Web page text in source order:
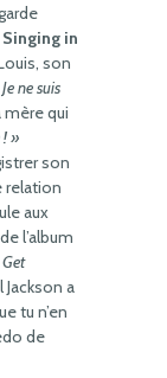
Singing in
son
ne suis
mère qui
»
son
relation
aux
l’album
a
tu n’en
de